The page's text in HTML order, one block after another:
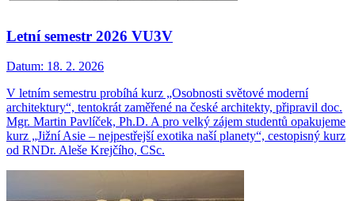
Letní semestr 2026 VU3V
Datum: 18. 2. 2026
V letním semestru probíhá kurz „Osobnosti světové moderní
architektury“, tentokrát zaměřené na české architekty, připravil doc.
Mgr. Martin Pavlíček, Ph.D. A pro velký zájem studentů opakujeme
kurz „Jižní Asie – nejpestřejší exotika naší planety“, cestopisný kurz
od RNDr. Aleše Krejčího, CSc.